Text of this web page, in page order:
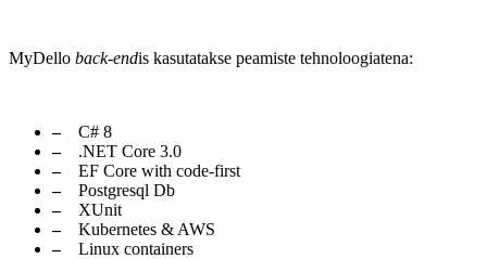
MyDello back-endis kasutatakse peamiste tehnoloogiatena:
C# 8
.NET Core 3.0
EF Core with code-first
Postgresql Db
XUnit
Kubernetes & AWS
Linux containers